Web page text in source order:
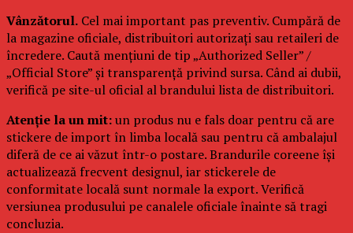
Vânzătorul. Cel mai important pas preventiv. Cumpără de
la magazine oficiale, distribuitori autorizați sau retaileri de
încredere. Caută mențiuni de tip „Authorized Seller” /
„Official Store” și transparență privind sursa. Când ai dubii,
verifică pe site-ul oficial al brandului lista de distribuitori.
Atenție la un mit:un produs nu e fals doar pentru că are
stickere de import în limba locală sau pentru că ambalajul
diferă de ce ai văzut într-o postare. Brandurile coreene își
actualizează frecvent designul, iar stickerele de
conformitate locală sunt normale la export. Verifică
versiunea produsului pe canalele oficiale înainte să tragi
concluzia.